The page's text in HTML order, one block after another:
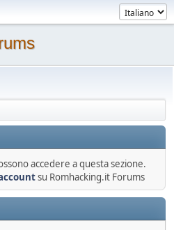
accedere a questa sezione.
su Romhacking.it Forums